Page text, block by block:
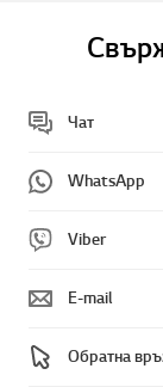
Чат
WhatsApp
Viber
E-mail
Обратна